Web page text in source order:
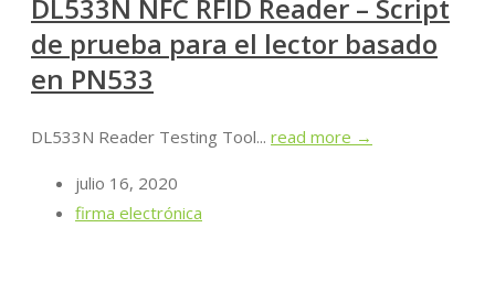
DL533N NFC RFID Reader – Script
de prueba para el lector basado
en PN533
DL533N Reader Testing Tool... read more →
julio 16, 2020
firma electrónica